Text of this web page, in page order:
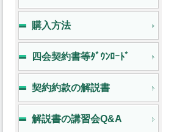
購入方法
四会契約書等ﾀﾞｳﾝﾛｰﾄﾞ
契約約款の解説書
解説書の講習会Q&A